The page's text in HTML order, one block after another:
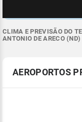
CLIMA E PREVISÃO DO
ANTONIO DE ARECO (ND)
AEROPORTOS